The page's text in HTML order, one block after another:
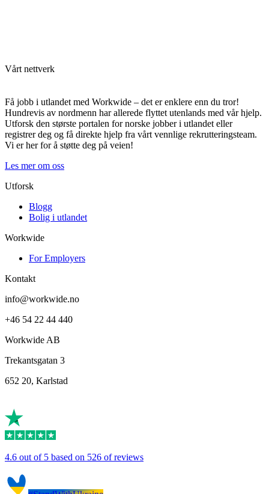
Vårt nettverk
Få jobb i utlandet med Workwide – det er enklere enn du tror!
Hundrevis av nordmenn har allerede flyttet utenlands med vår hjelp.
Utforsk den største portalen for norske jobber i utlandet eller
registrer deg og få direkte hjelp fra vårt vennlige rekrutteringsteam.
Vi er her for å støtte deg på veien!
Les mer om oss
Utforsk
Blogg
Bolig i utlandet
Workwide
For Employers
Kontakt
info@workwide.no
+46 54 22 44 440
Workwide AB
Trekantsgatan 3
652 20, Karlstad
4.6 out of 5 based on 526 of reviews